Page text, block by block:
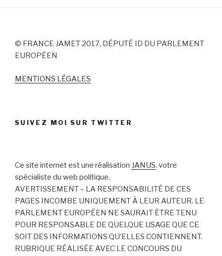
© FRANCE JAMET 2017, DÉPUTÉ ID DU PARLEMENT
EUROPÉEN
MENTIONS LÉGALES
SUIVEZ MOI SUR TWITTER
Ce site internet est une réalisation JANUS, votre
spécialiste du web politique.
AVERTISSEMENT – LA RESPONSABILITÉ DE CES
PAGES INCOMBE UNIQUEMENT À LEUR AUTEUR. LE
PARLEMENT EUROPÉEN NE SAURAIT ÊTRE TENU
POUR RESPONSABLE DE QUELQUE USAGE QUE CE
SOIT DES INFORMATIONS QU’ELLES CONTIENNENT.
RUBRIQUE RÉALISÉE AVEC LE CONCOURS DU